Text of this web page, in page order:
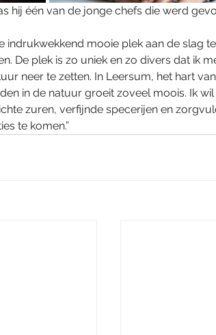
hij één van de jonge chefs die werd
indrukwekkend mooie plek aan de slag
De plek is zo uniek en zo divers dat ik
neer te zetten. In Leersum, het hart van
in de natuur groeit zoveel moois. Ik
zuren, verfijnde specerijen en
te komen.”